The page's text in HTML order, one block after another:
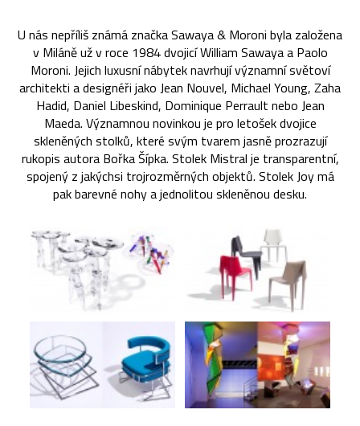
U nás nepříliš známá značka Sawaya & Moroni byla založena
v Miláně už v roce 1984 dvojicí William Sawaya a Paolo
Moroni. Jejich luxusní nábytek navrhují významní světoví
architekti a designéři jako Jean Nouvel, Michael Young, Zaha
Hadid, Daniel Libeskind, Dominique Perrault nebo Jean
Maeda. Významnou novinkou je pro letošek dvojice
skleněných stolků, které svým tvarem jasně prozrazují
rukopis autora Bořka Šípka. Stolek Mistral je transparentní,
spojený z jakýchsi trojrozměrných objektů. Stolek Joy má
pak barevné nohy a jednolitou skleněnou desku.